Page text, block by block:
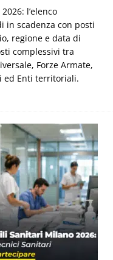
l’elenco
in scadenza con posti
regione e data di
complessivi tra
Forze Armate,
ed Enti territoriali.